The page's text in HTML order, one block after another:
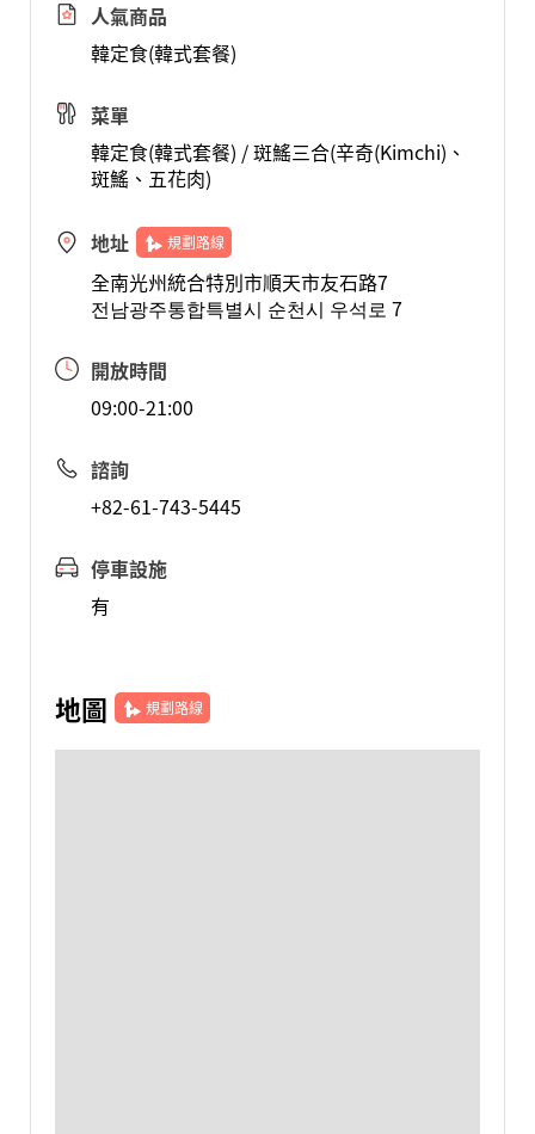
人氣商品
韓定食(韓式套餐)
菜單
韓定食(韓式套餐) / 斑鰩三合(辛奇(Kimchi)、
斑鰩、五花肉)
地址 規劃路線
全南光州統合特別市順天市友石路7
전남광주통합특별시 순천시 우석로 7
開放時間
09:00-21:00
諮詢
+82-61-743-5445
停車設施
有
地圖 規劃路線